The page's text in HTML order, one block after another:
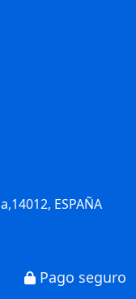
ESPAÑA
Pago seguro